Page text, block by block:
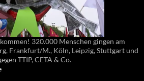
320.000 Menschen gingen am
Frankfurt/M., Köln, Leipzig, Stuttgart und
TTIP, CETA & Co.